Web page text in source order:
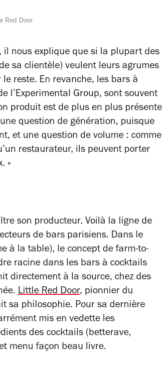
Red Door
il nous explique que si la plupart des
sa clientèle) veulent leurs agrumes
reste. En revanche, les bars à
l’Experimental Group, sont souvent
produit est de plus en plus présente
une question de génération, puisque
et une question de volume : comme
restaurateur, ils peuvent porter
. »
son producteur. Voilà la ligne de
de bars parisiens. Dans le
à la table), le concept de farm-to-
racine dans les bars à cocktails
directement à la source, chez des
Little Red Door, pionnier du
sa philosophie. Pour sa dernière
mis en vedette les
des cocktails (betterave,
menu façon beau livre.